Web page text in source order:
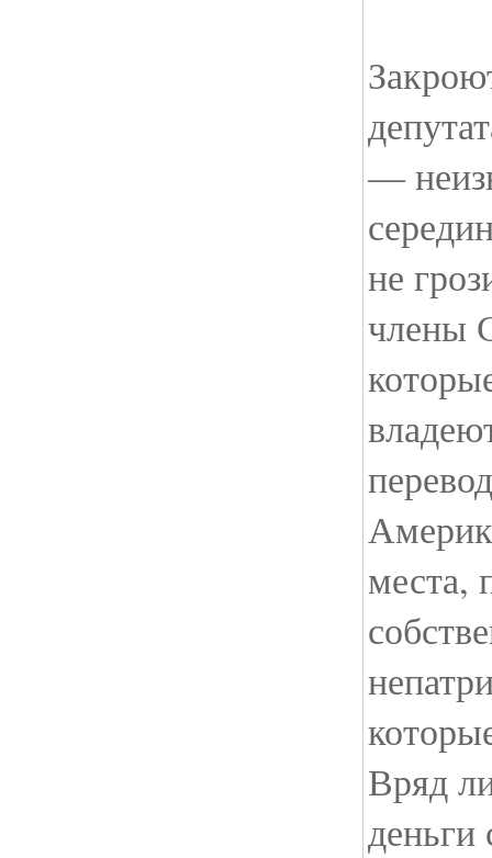
—
не
члены
места,
Вряд